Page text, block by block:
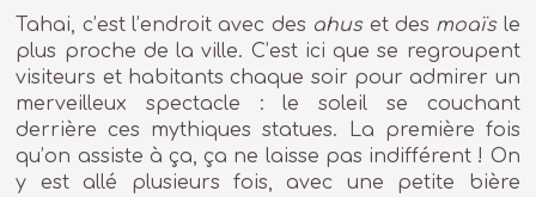
Tahai, c’est l’endroit avec des ahuset des moaïsle
plus proche de la ville. C’est ici que se regroupent
visiteurs et habitants chaque soir pour admirer un
merveilleux spectacle : le soleil se couchant
derrière ces mythiques statues. La première fois
qu’on assiste à ça, ça ne laisse pas indifférent ! On
y est allé plusieurs fois, avec une petite bière